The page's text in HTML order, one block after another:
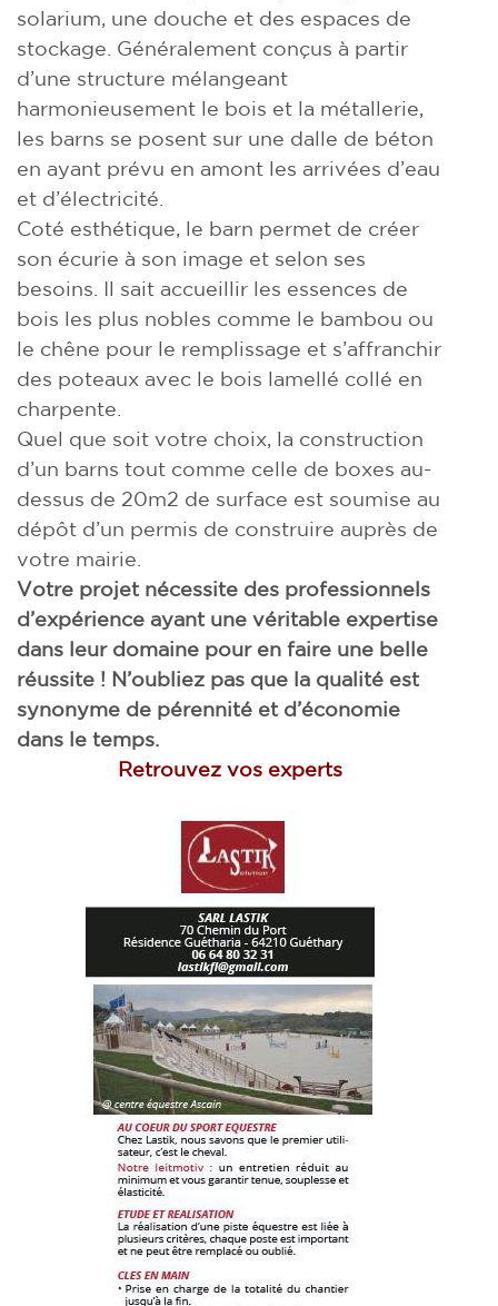
solarium, une douche et des espaces de
stockage. Généralement conçus à partir
d’une structure mélangeant
harmonieusement le bois et la métallerie,
les barns se posent sur une dalle de béton
en ayant prévu en amont les arrivées d’eau
et d’électricité.
Coté esthétique, le barn permet de créer
son écurie à son image et selon ses
besoins. Il sait accueillir les essences de
bois les plus nobles comme le bambou ou
le chêne pour le remplissage et s’affranchir
des poteaux avec le bois lamellé collé en
charpente.
Quel que soit votre choix, la construction
d’un barns tout comme celle de boxes au-
dessus de 20m2 de surface est soumise au
dépôt d’un permis de construire auprès de
votre mairie.
Votre projet nécessite des professionnels
d’expérience ayant une véritable expertise
dans leur domaine pour en faire une belle
réussite ! N’oubliez pas que la qualité est
synonyme de pérennité et d’économie
dans le temps.
Retrouvez vos experts